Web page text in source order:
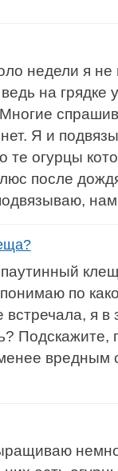
недели я не
на грядке
Я и
те огурцы
после
по
встречала, я
вредным